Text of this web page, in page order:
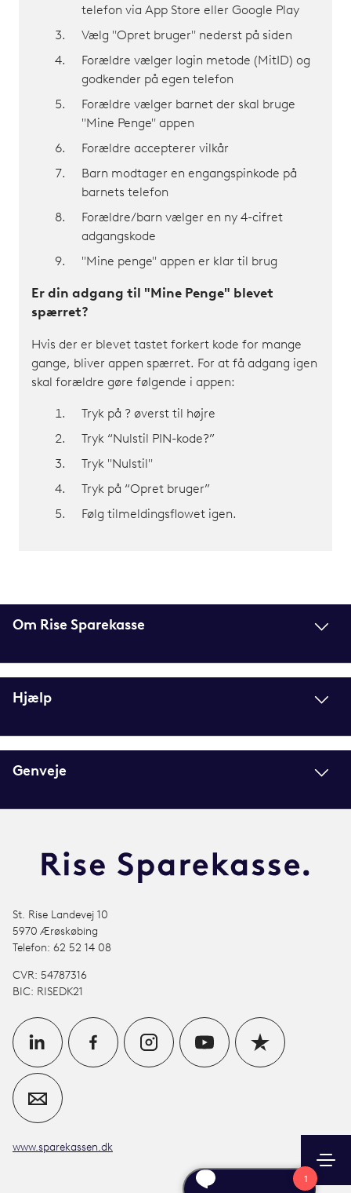
Kontakt
telefon via App Store eller Google Play
Vælg "Opret bruger" nederst på siden
Forældre vælger login metode (MitID) og
godkender på egen telefon
Forældre vælger barnet der skal bruge
"Mine Penge" appen
Forældre accepterer vilkår
Barn modtager en engangspinkode på
barnets telefon
Forældre/barn vælger en ny 4-cifret
adgangskode
"Mine penge" appen er klar til brug
Er din adgang til "Mine Penge" blevet
spærret?
Hvis der er blevet tastet forkert kode for mange
gange, bliver appen spærret. For at få adgang igen
skal forældre gøre følgende i appen:
Tryk på ? øverst til højre
Tryk “Nulstil PIN-kode?”
Tryk "Nulstil"
Tryk på “Opret bruger”
Følg tilmeldingsflowet igen.
Om Rise Sparekasse
Hjælp
Genveje
St. Rise Landevej 10
5970 Ærøskøbing
Telefon: 62 52 14 08
CVR: 54787316
BIC: RISEDK21
www.sparekassen.dk